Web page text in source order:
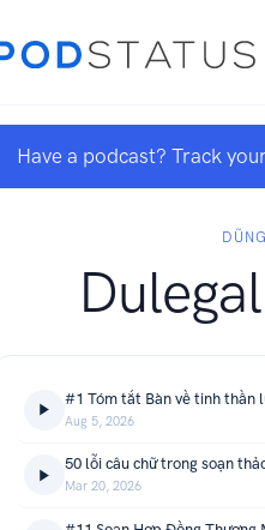
Have a podcast? Track
#1 Tóm tắt Bàn về tinh thần
Aug 5, 2026
Mar 20, 2026